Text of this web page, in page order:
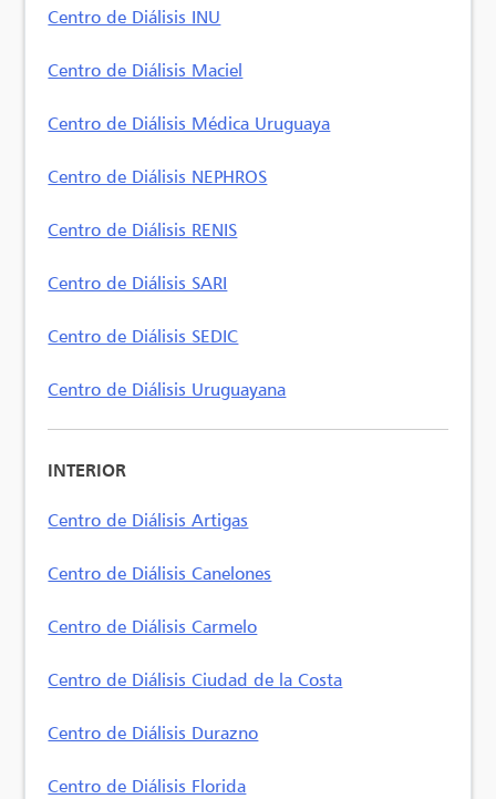
Centro de Diálisis INU
Centro de Diálisis Maciel
Centro de Diálisis Médica Uruguaya
Centro de Diálisis NEPHROS
Centro de Diálisis RENIS
Centro de Diálisis SARI
Centro de Diálisis SEDIC
Centro de Diálisis Uruguayana
INTERIOR
Centro de Diálisis Artigas
Centro de Diálisis Canelones
Centro de Diálisis Carmelo
Centro de Diálisis Ciudad de la Costa
Centro de Diálisis Durazno
Centro de Diálisis Florida